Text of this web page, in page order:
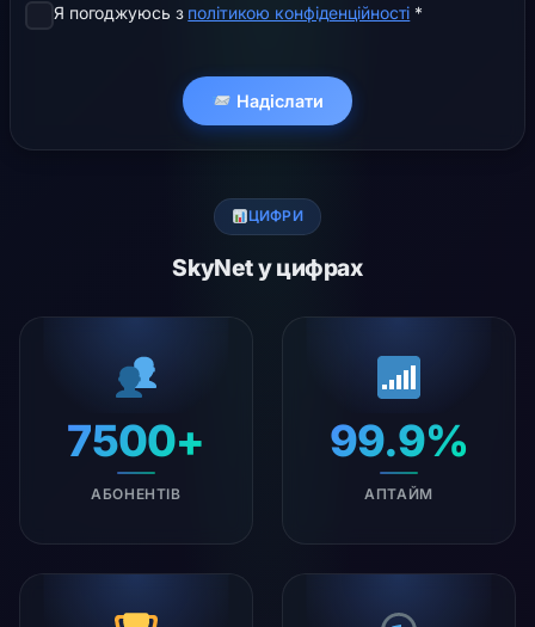
Я погоджуюсь з політикою конфіденційності *
Надіслати
ЦИФРИ
SkyNet у цифрах
7500+
АБОНЕНТІВ
99.9%
АПТАЙМ